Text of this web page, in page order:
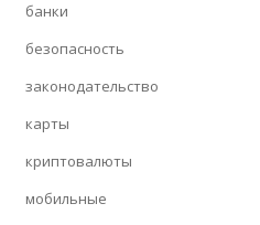
банки
безопасность
законодательство
карты
криптовалюты
мобильные